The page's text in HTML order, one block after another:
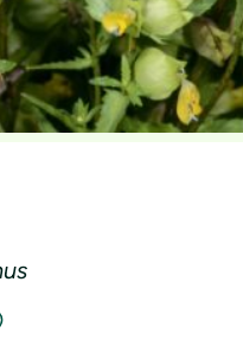
Erinomainen